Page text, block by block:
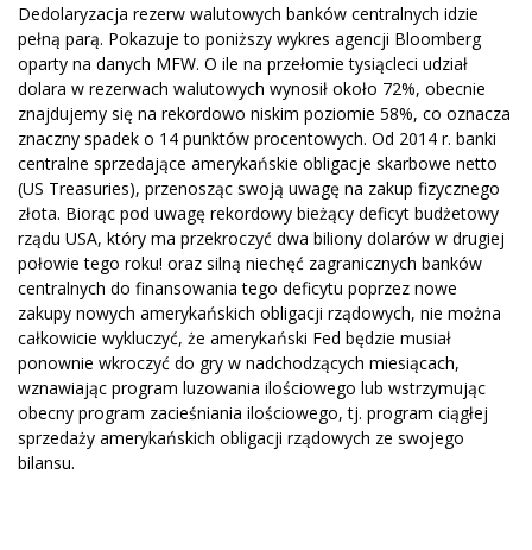
Dedolaryzacja rezerw walutowych banków centralnych idzie
pełną parą. Pokazuje to poniższy wykres agencji Bloomberg
oparty na danych MFW. O ile na przełomie tysiącleci udział
dolara w rezerwach walutowych wynosił około 72%, obecnie
znajdujemy się na rekordowo niskim poziomie 58%, co oznacza
znaczny spadek o 14 punktów procentowych. Od 2014 r. banki
centralne sprzedające amerykańskie obligacje skarbowe netto
(US Treasuries), przenosząc swoją uwagę na zakup fizycznego
złota. Biorąc pod uwagę rekordowy bieżący deficyt budżetowy
rządu USA, który ma przekroczyć dwa biliony dolarów w drugiej
połowie tego roku! oraz silną niechęć zagranicznych banków
centralnych do finansowania tego deficytu poprzez nowe
zakupy nowych amerykańskich obligacji rządowych, nie można
całkowicie wykluczyć, że amerykański Fed będzie musiał
ponownie wkroczyć do gry w nadchodzących miesiącach,
wznawiając program luzowania ilościowego lub wstrzymując
obecny program zacieśniania ilościowego, tj. program ciągłej
sprzedaży amerykańskich obligacji rządowych ze swojego
bilansu.